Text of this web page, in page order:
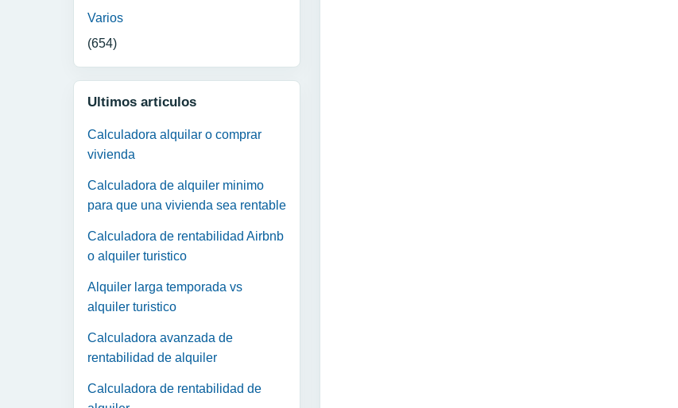
Varios
(654)
Ultimos articulos
Calculadora alquilar o comprar
vivienda
Calculadora de alquiler minimo
para que una vivienda sea rentable
Calculadora de rentabilidad Airbnb
o alquiler turistico
Alquiler larga temporada vs
alquiler turistico
Calculadora avanzada de
rentabilidad de alquiler
Calculadora de rentabilidad de